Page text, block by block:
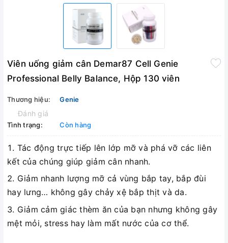
Viên uống giảm cân Demar87 Cell Genie
Professional Belly Balance, Hộp 130 viên
Thương hiệu: Genie
Đánh giá
Tình trạng: Còn hàng
Tác động trực tiếp lên lớp mỡ và phá vỡ các liên
kết của chúng giúp giảm cân nhanh.
Giảm nhanh lượng mỡ cả vùng bắp tay, bắp đùi
hay lưng… không gây chảy xệ bắp thịt và da.
Giảm cảm giác thèm ăn của bạn nhưng không gây
mệt mỏi, stress hay làm mất nước của cơ thể.